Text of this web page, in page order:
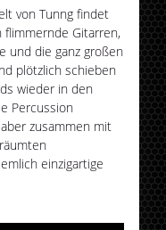
von Tunng findet
Gitarren,
und die ganz großen
plötzlich schieben
wieder in den
Percussion
zusammen mit
einzigartige